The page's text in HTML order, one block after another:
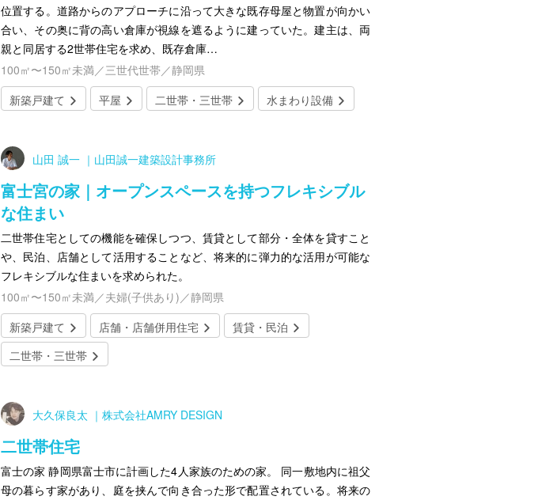
位置する。道路からのアプローチに沿って大きな既存母屋と物置が向かい
合い、その奥に背の高い倉庫が視線を遮るように建っていた。建主は、両
親と同居する2世帯住宅を求め、既存倉庫…
100㎡〜150㎡未満／三世代世帯／静岡県
新築戸建て
平屋 二世帯・三世帯 水まわり設備
山田 誠一 ｜山田誠一建築設計事務所
富士宮の家｜オープンスペースを持つフレキシブル
な住まい
二世帯住宅としての機能を確保しつつ、賃貸として部分・全体を貸すこと
や、民泊、店舗として活用することなど、将来的に弾力的な活用が可能な
フレキシブルな住まいを求められた。
100㎡〜150㎡未満／夫婦(子供あり)／静岡県
新築戸建て
店舗・店舗併用住宅
賃貸・民泊
二世帯・三世帯
大久保良太 ｜株式会社AMRY DESIGN
二世帯住宅
富士の家 静岡県富士市に計画した4人家族のための家。 同一敷地内に祖父
母の暮らす家があり、庭を挟んで向き合った形で配置されている。将来の